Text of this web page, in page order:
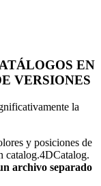
EN
VERSIONES
la
y posiciones de
catalog.4DCatalog.
archivo separado